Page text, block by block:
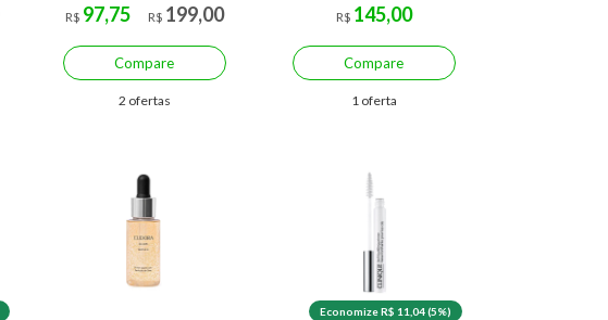
R$ 97,75
R$ 199,00
Compare
2 ofertas
R$ 145,00
Compare
1 oferta
Economize R$ 11,04 (5%)